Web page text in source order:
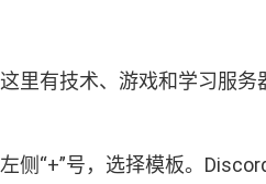
有技术、游戏和学习服
侧“+”号，选择模板。